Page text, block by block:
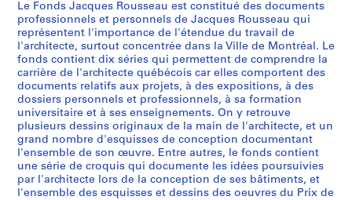
s
:
P
r
o
j
e
t
s
e
t
r
Le Fonds Jacques Rousseau est constitué des documents
professionnels et personnels de Jacques Rousseau qui
représentent l'importance de l'étendue du travail de
l'architecte, surtout concentrée dans la Ville de Montréal. Le
fonds contient dix séries qui permettent de comprendre la
carrière de l'architecte québécois car elles comportent des
documents relatifs aux projets, à des expositions, à des
dossiers personnels et professionnels, à sa formation
universitaire et à ses enseignements. On y retrouve
plusieurs dessins originaux de la main de l'architecte, et un
grand nombre d'esquisses de conception documentant
l'ensemble de son œuvre. Entre autres, le fonds contient
une série de croquis qui documente les idées poursuivies
par l'architecte lors de la conception de ses bâtiments, et
l'ensemble des esquisses et dessins des oeuvres du Prix de